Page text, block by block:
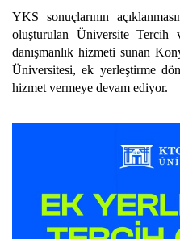
YKS sonuçlarının
oluşturulan Üniversite Tercih
danışmanlık hizmeti sunan
Üniversitesi, ek yerleştirme
hizmet vermeye devam ediyor.